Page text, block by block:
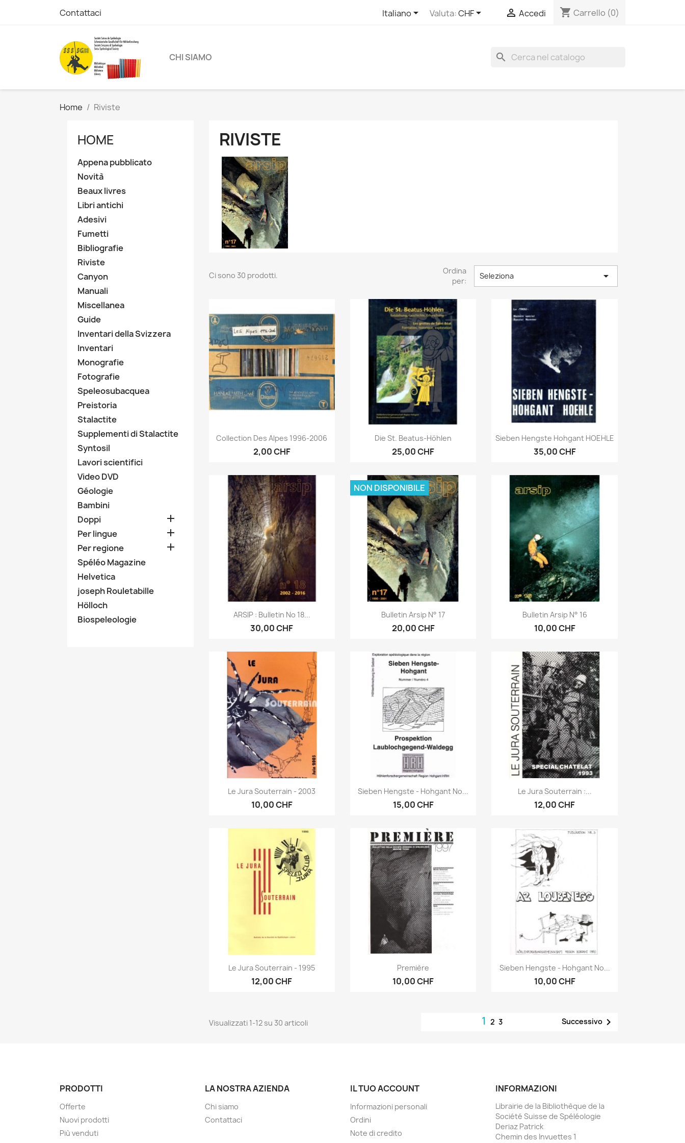
Contattaci Italiano Valuta:CHF  Accedi shopping_cart Carrello (0)
CHI SIAMO search
Home Riviste
HOME
Appena pubblicato
Novità
Beaux livres
Libri antichi
Adesivi
Fumetti
Bibliografie
Riviste
Canyon
Manuali
Miscellanea
Guide
Inventari della Svizzera
Inventari
Monografie
Fotografie
Speleosubacquea
Preistoria
Stalactite
Supplementi di Stalactite
Syntosil
Lavori scientifici
Video DVD
Géologie
Bambini
Doppi

Per lingue 
Per regione 
Spéléo Magazine
Helvetica
joseph Rouletabille
Hölloch
Biospeleologie
RIVISTE
Ci sono 30 prodotti.
Ordina
per:
Seleziona 
Anteprima
Collection Des Alpes 1996-2006
2,00 CHF
 Anteprima
Die St. Beatus-Höhlen
25,00 CHF
Anteprima
Sieben Hengste Hohgant HOEHLE
35,00 CHF
Anteprima
ARSIP : Bulletin No 18...
30,00 CHF
Anteprima
Bulletin Arsip N° 17
20,00 CHF
NON DISPONIBILE
Anteprima
Bulletin Arsip N° 16
10,00 CHF
Anteprima
Le Jura Souterrain - 2003
10,00 CHF
Anteprima
Sieben Hengste - Hohgant No...
15,00 CHF
Anteprima
Le Jura Souterrain :...
12,00 CHF
Anteprima
Le Jura Souterrain - 1995
12,00 CHF
Anteprima
Première
10,00 CHF
Anteprima
Sieben Hengste - Hohgant No...
10,00 CHF
Visualizzati 1-12 su 30 articoli 123 Successivo
PRODOTTI
Offerte
Nuovi prodotti
Più venduti
LA NOSTRA AZIENDA
Chi siamo
Contattaci
IL TUO ACCOUNT
Informazioni personali
Ordini
Note di credito
INFORMAZIONI
Librairie de la Bibliothèque de la
Société Suisse de Spéléologie
Deriaz Patrick
Chemin des Invuettes 1